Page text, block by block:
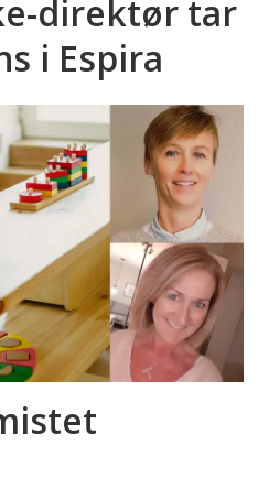
direktør tar
i Espira